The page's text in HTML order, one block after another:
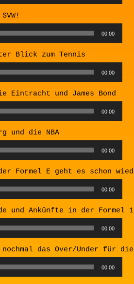
00:00
Blick zum Tennis
00:00
Eintracht und James Bond
00:00
und die NBA
00:00
Formel E geht es schon
00:00
und Ankünfte in der Formel 1
00:00
das Over/Under für die
00:00